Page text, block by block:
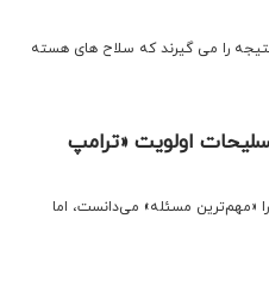
را می گیرند که سلاح های هسته
اولویت «ترامپ
کنترل تسلیحات هسته‌ای را «مهم‌ترین مسئله» می‌دانست، اما